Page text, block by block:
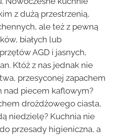
z dużą przestrzenią,
ale też z pewną
białych lub
AGD i jasnych,
Któż z nas jednak nie
przesyconej zapachem
nad piecem kaflowym?
drożdżowego ciasta,
niedzielę? Kuchnia nie
przesady higieniczna, a